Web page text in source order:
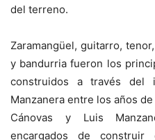
del terreno.
Zaramangüel, guitarro,
y bandurria fueron los
construidos a través
Manzanera entre los años
Cánovas y Luis
encargados de